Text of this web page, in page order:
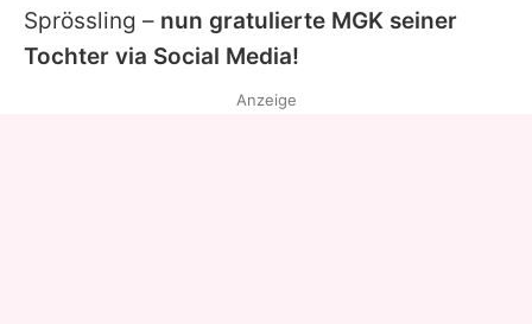
Sprössling – nun gratulierte MGK seiner
Tochter via Social Media!
Anzeige